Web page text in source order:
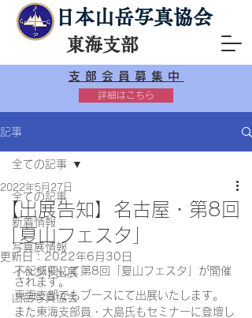
日本山岳写真協会
東海支部
支部会員募集中
詳細はこちら
記事
全ての記事
新着情報
写真展情報
イベント出展
山岳写真協会
全ての記事
【出展告知】名古屋・第8回
「夏山フェスタ」
2022年5月27日
更新日： 2022年6月30日
下記概要にて第8回「夏山フェスタ」が開催
されます。
東海支部でもブースにて出展いたします。
また東海支部員・大島氏もセミナーに登壇し